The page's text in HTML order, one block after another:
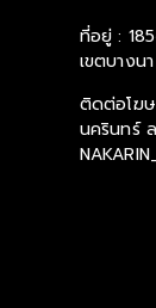
ที่อยู่ :
เขตบางน
ติดต่อโฆ
นครินทร์